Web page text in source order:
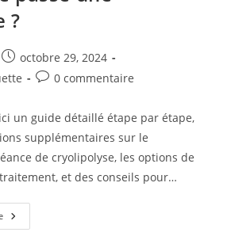
?
Publication
publiée :
octobre 29, 2024
Commentaires
publication :
0 commentaire
un guide détaillé étape par étape,
supplémentaires sur le
de cryolipolyse, les options de
et des conseils pour…
Comment
Se